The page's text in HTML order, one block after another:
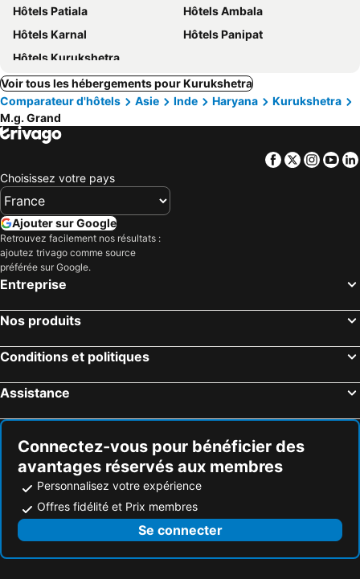
Hôtels Patiala
Hôtels Ambala
Hôtels Karnal
Hôtels Panipat
Hôtels Kurukshetra
Voir tous les hébergements pour Kurukshetra
Comparateur d'hôtels
Asie Inde Haryana
Kurukshetra
M.g. Grand
Facebook
Twitter
Choisissez votre pays
Ajouter sur Google
Retrouvez facilement nos résultats :
ajoutez trivago comme source
préférée sur Google.
Entreprise
Nos produits
Conditions et politiques
Assistance
Connectez-vous pour bénéficier des
avantages réservés aux membres
Personnalisez votre expérience
Offres fidélité et Prix membres
Se connecter